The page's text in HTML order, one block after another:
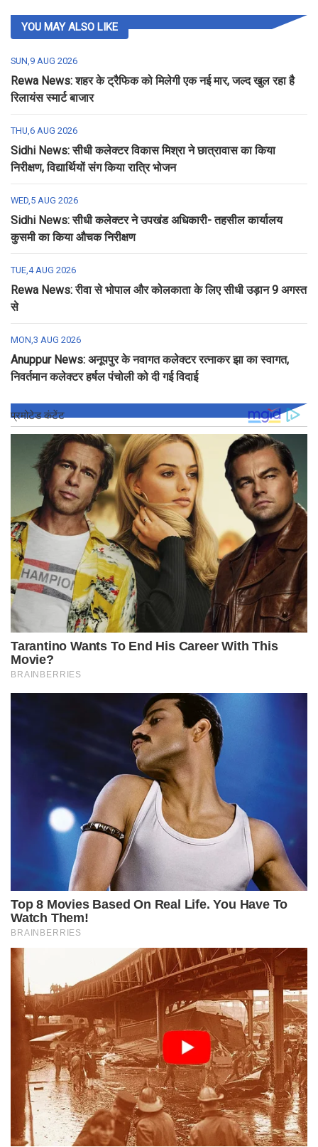
YOU MAY ALSO LIKE
SUN,9 AUG 2026
Rewa News: शहर के ट्रैफिक को मिलेगी एक नई मार, जल्द खुल रहा है
रिलायंस स्मार्ट बाजार
THU,6 AUG 2026
Sidhi News: सीधी कलेक्टर विकास मिश्रा ने छात्रावास का किया
निरीक्षण, विद्यार्थियों संग किया रात्रि भोजन
WED,5 AUG 2026
Sidhi News: सीधी कलेक्टर ने उपखंड अधिकारी- तहसील कार्यालय
कुसमी का किया औचक निरीक्षण
TUE,4 AUG 2026
Rewa News: रीवा से भोपाल और कोलकाता के लिए सीधी उड़ान 9 अगस्त
से
MON,3 AUG 2026
Anuppur News: अनूपपुर के नवागत कलेक्टर रत्नाकर झा का स्वागत,
निवर्तमान कलेक्टर हर्षल पंचोली को दी गई विदाई